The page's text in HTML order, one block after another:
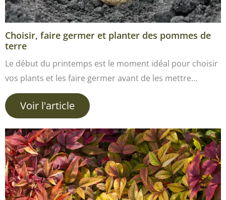
Choisir, faire germer et planter des pommes de
terre
Le début du printemps est le moment idéal pour choisir
vos plants et les faire germer avant de les mettre…
Voir l'article